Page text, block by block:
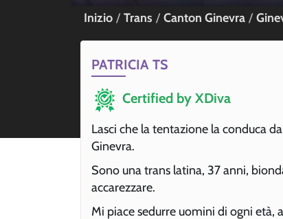
Inizio Trans Canton Ginevra
PATRICIA TS
Certified by XDiva
Lasci che la tentazione la conduca
Ginevra.
Sono una trans latina, 37 anni,
accarezzare.
Mi piace sedurre uomini di ogni età,